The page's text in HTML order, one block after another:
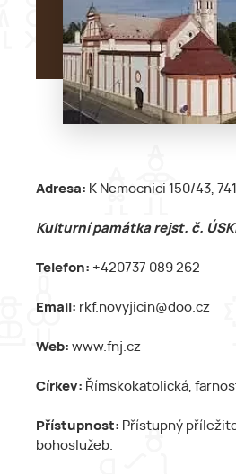
Adresa: K Nemocnici 150/43,
Kulturní památka rejst. č.
Telefon: +420737 089 262
Email: rkf.novyjicin@doo.cz
Web: www.fnj.cz
Církev: Římskokatolická,
Přístupnost: Přístupný
bohoslužeb.